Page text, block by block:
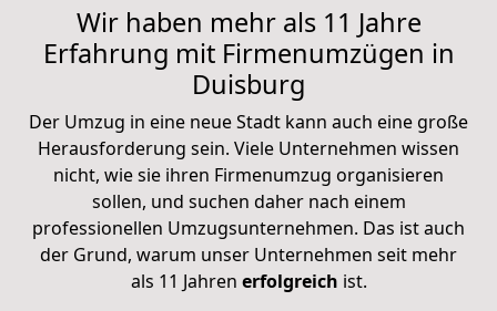
Wir haben mehr als 11 Jahre
Erfahrung mit Firmenumzügen in
Duisburg
Der Umzug in eine neue Stadt kann auch eine große
Herausforderung sein. Viele Unternehmen wissen
nicht, wie sie ihren Firmenumzug organisieren
sollen, und suchen daher nach einem
professionellen Umzugsunternehmen. Das ist auch
der Grund, warum unser Unternehmen seit mehr
als 11 Jahren erfolgreich ist.